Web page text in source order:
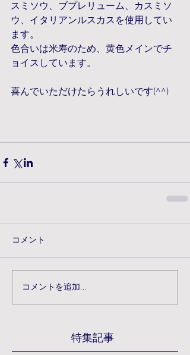
スミソウ、ブプレリューム、カスミソ
ウ、イタリアンルスカスを使用してい
ます。
色合いは米寿のため、黄色メインでチ
ョイスしています。
喜んでいただけたらうれしいです(^^)
コメント
コメントを追加…
特集記事